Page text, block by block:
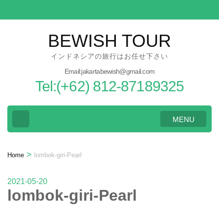
to
BEWISH TOUR
インドネシアの旅行はお任せ下さい
Email:jakartabewish@gmail.com
Tel:(+62) 812-87189325
MENU
Home > lombok-giri-Pearl
2021-05-20
lombok-giri-Pearl